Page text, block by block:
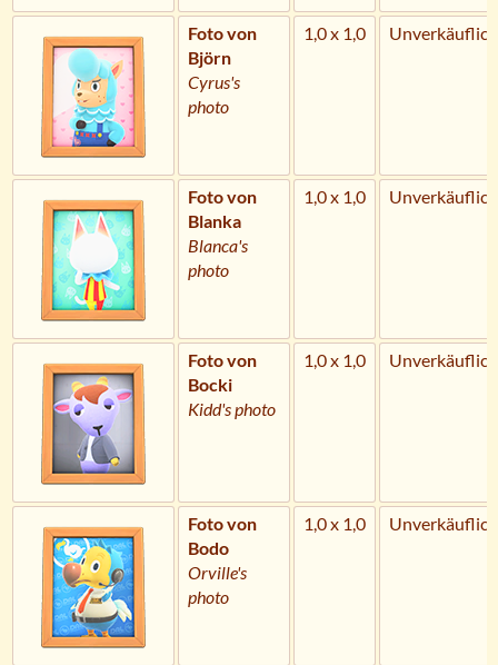
Foto von
Björn
Cyrus's
photo
1,0 x 1,0 Unverkäuflich
Foto von
Blanka
Blanca's
photo
1,0 x 1,0 Unverkäuflich
Foto von
Bocki
Kidd's photo
1,0 x 1,0 Unverkäuflich
Foto von
Bodo
Orville's
photo
1,0 x 1,0 Unverkäuflich